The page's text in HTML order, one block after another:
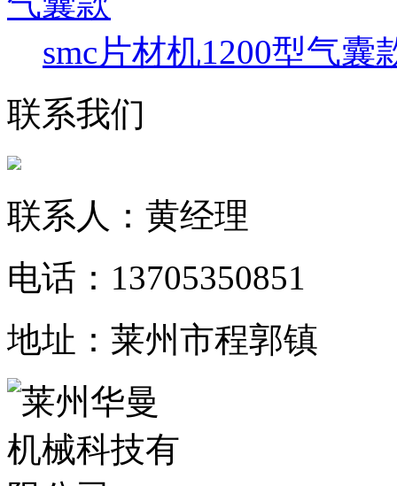
smc片材机1200型气囊
联系我们
联系人：黄经理
电话：13705350851
地址：莱州市程郭镇